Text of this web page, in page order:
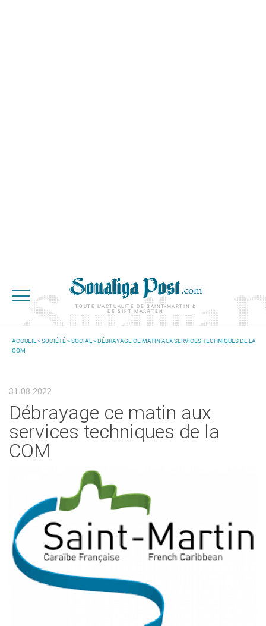
TOUTE L'ACTUALITÉ DE SAINT-MARTIN &
DE SINT MAARTEN
VOUS ÊTES ICI
ACCUEIL >SOCIÉTÉ>SOCIAL > DÉBRAYAGE CE MATIN AUX SERVICES TECHNIQUES DE LA
COM
31.08.2022
Débrayage ce matin aux
services techniques de la
COM